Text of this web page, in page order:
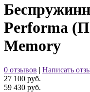
Performa
Memory
0 отзывов | Написать
27 100 руб.
59 430 руб.